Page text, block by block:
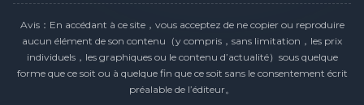
Avis：En accédant à ce site，vous acceptez de ne copier ou reproduire
aucun élément de son contenu（y compris，sans limitation，les prix
individuels，les graphiques ou le contenu d’actualité）sous quelque
forme que ce soit ou à quelque fin que ce soit sans le consentement écrit
préalable de l’éditeur。